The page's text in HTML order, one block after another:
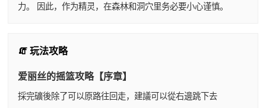
力。 因此，作为精灵，在森林和洞穴里务必要小心谨慎。
🧯 玩法攻略
爱丽丝的摇篮攻略【序章】
採完礦後除了可以原路往回走，建議可以從右邊跳下去